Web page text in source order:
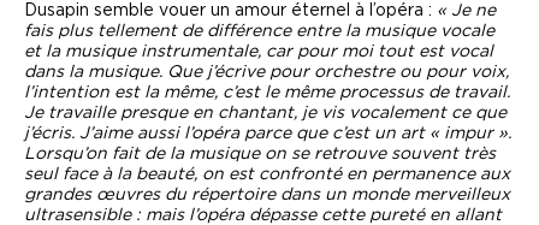
Dusapin semble vouer un amour éternel à l’opéra : « Je ne
fais plus tellement de différence entre la musique vocale
et la musique instrumentale, car pour moi tout est vocal
dans la musique. Que j’écrive pour orchestre ou pour voix,
l’intention est la même, c’est le même processus de travail.
Je travaille presque en chantant, je vis vocalement ce que
j’écris. J’aime aussi l’opéra parce que c’est un art « impur ».
Lorsqu’on fait de la musique on se retrouve souvent très
seul face à la beauté, on est confronté en permanence aux
grandes œuvres du répertoire dans un monde merveilleux
ultrasensible : mais l’opéra dépasse cette pureté en allant